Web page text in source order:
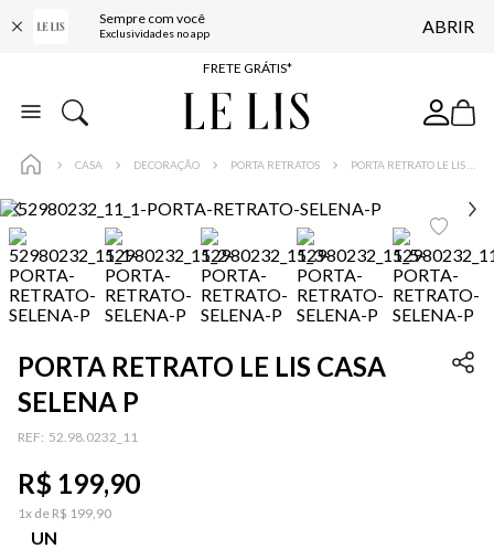
Sempre com você
Exclusividades no app ABRIR
ENTREGA EXPRESSA*
FRETE GRÁTIS*
BAIXE O APP
CASA DECORAÇÃO PORTA RETRATOS
PORTA RETRATO LE LIS CASA
SELENA P
: 52.98.0232_11
R$ 199,90
1x de R$ 199,90
UN